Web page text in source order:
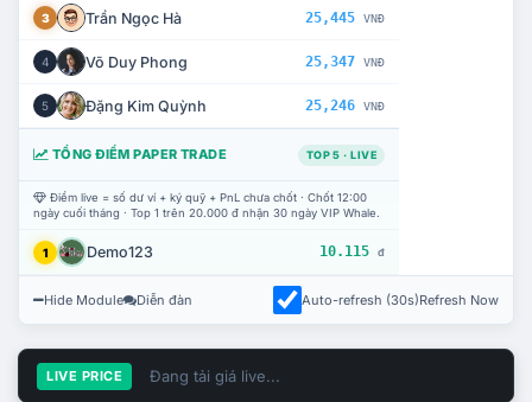
3 Trần Ngọc Hà 25,445 VNĐ
4 Võ Duy Phong 25,347 VNĐ
5 Đặng Kim Quỳnh 25,246 VNĐ
TỔNG ĐIỂM PAPER TRADE TOP 5 · LIVE
Điểm live = số dư ví + ký quỹ + PnL chưa chốt · Chốt 12:00
ngày cuối tháng · Top 1 trên 20.000 đ nhận 30 ngày VIP Whale.
1 Demo123 10.115 đ
Hide Module Diễn đàn Auto-refresh (30s)Refresh Now
LIVE PRICE Đang tải giá live...